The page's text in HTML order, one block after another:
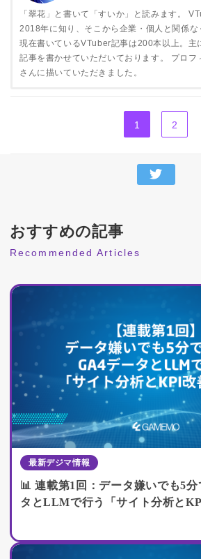
2.3
2.4 デザイナー
2.5 イラストレーター
2.6 映像クリエイター
全体的に必要となるスキル
3.1 VTuber業界の求人ならここをチ
「翠花」と書いて「すいか」と読みます。
2018年に知り、そこから企業・個人と関係な
現在書いているVTuber記事は200本以上。主
記事を書かせていただいております。 プロフ
さんに描いていただきました。
1 2
おすすめの記事
Recommended Articles
最新デジマ情報
📊 連載第1回：データ嫌いでも5
タとLLMで行う「サイト分析と